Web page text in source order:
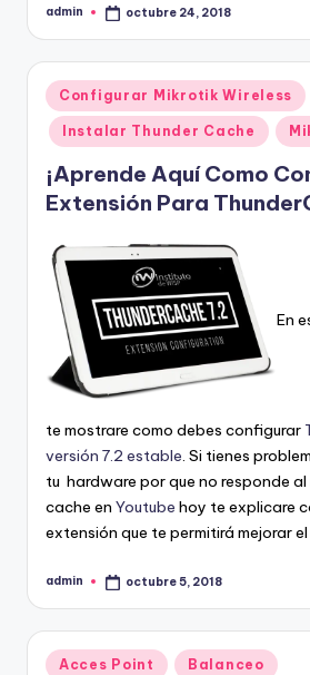
Publicado
admin octubre 24, 2018
Publicado
en
Configurar Mikrotik Wireless
Instalar Thunder Cache
¡Aprende Aquí Como
Extensión Para
En
te mostrare como debes configurar
versión 7.2 estable. Si tienes
tu hardware por que no responde
cache en Youtube hoy te explicare
extensión que te permitirá mejorar
Publicado
admin octubre 5, 2018
Publicado
Acces Point Balanceo